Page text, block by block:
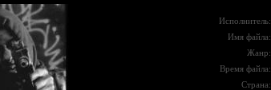
Исполнитель:
Имя файла:
Жанр:
Время файла:
Страна: